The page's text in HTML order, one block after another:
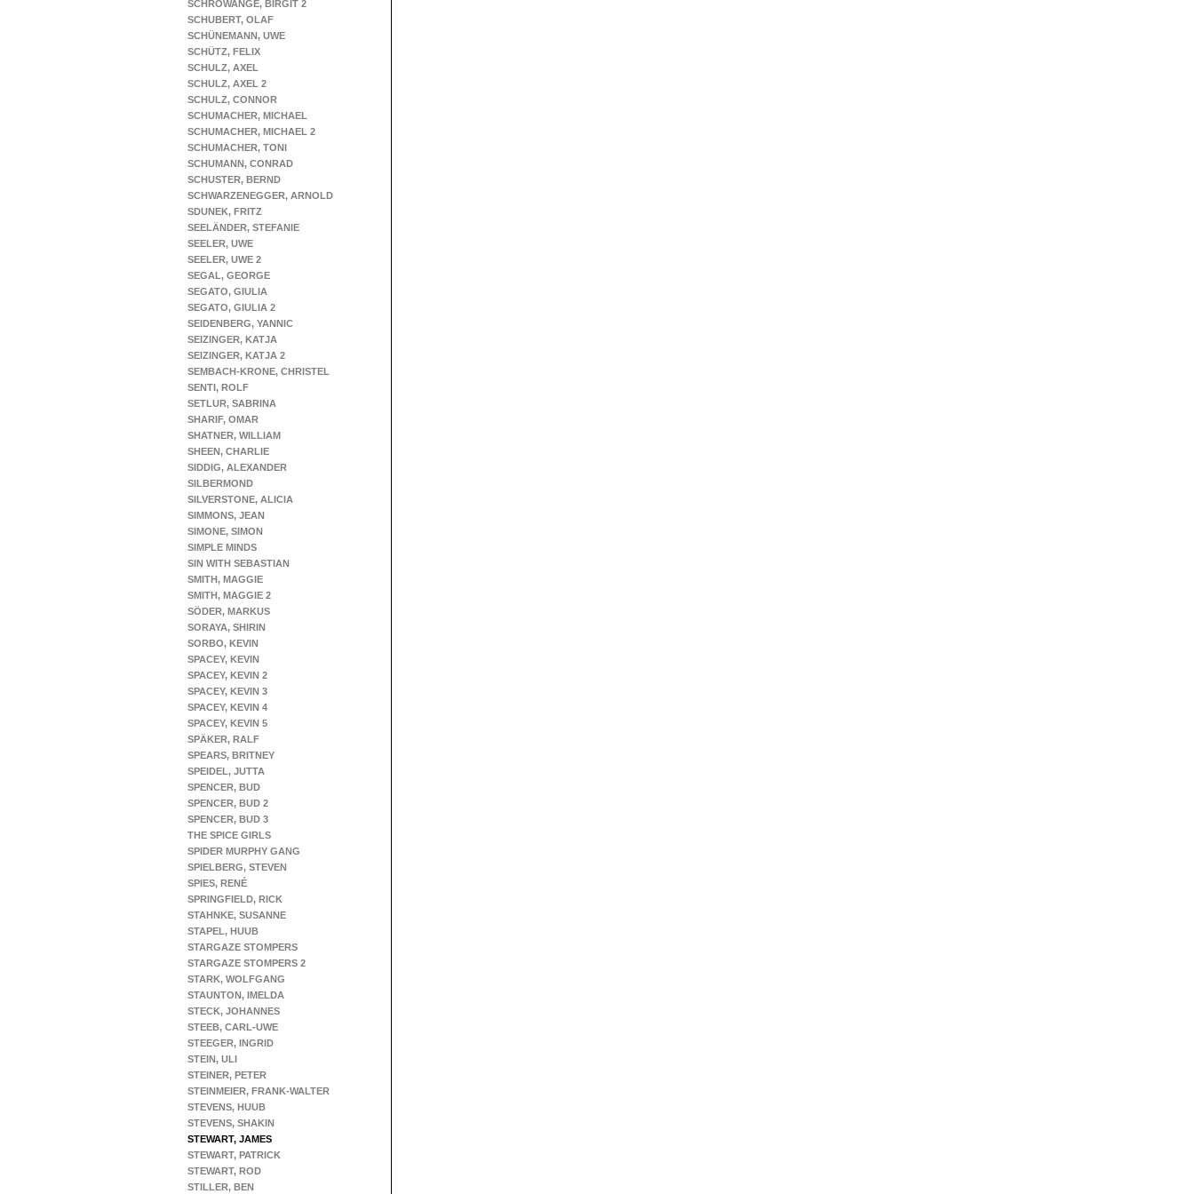
SCHROWANGE, BIRGIT 2
SCHUBERT, OLAF
SCHÜNEMANN, UWE
SCHÜTZ, FELIX
SCHULZ, AXEL
SCHULZ, AXEL 2
SCHULZ, CONNOR
SCHUMACHER, MICHAEL
SCHUMACHER, MICHAEL 2
SCHUMACHER, TONI
SCHUMANN, CONRAD
SCHUSTER, BERND
SCHWARZENEGGER, ARNOLD
SDUNEK, FRITZ
SEELÄNDER, STEFANIE
SEELER, UWE
SEELER, UWE 2
SEGAL, GEORGE
SEGATO, GIULIA
SEGATO, GIULIA 2
SEIDENBERG, YANNIC
SEIZINGER, KATJA
SEIZINGER, KATJA 2
SEMBACH-KRONE, CHRISTEL
SENTI, ROLF
SETLUR, SABRINA
SHARIF, OMAR
SHATNER, WILLIAM
SHEEN, CHARLIE
SIDDIG, ALEXANDER
SILBERMOND
SILVERSTONE, ALICIA
SIMMONS, JEAN
SIMONE, SIMON
SIMPLE MINDS
SIN WITH SEBASTIAN
SMITH, MAGGIE
SMITH, MAGGIE 2
SÖDER, MARKUS
SORAYA, SHIRIN
SORBO, KEVIN
SPACEY, KEVIN
SPACEY, KEVIN 2
SPACEY, KEVIN 3
SPACEY, KEVIN 4
SPACEY, KEVIN 5
SPÄKER, RALF
SPEARS, BRITNEY
SPEIDEL, JUTTA
SPENCER, BUD
SPENCER, BUD 2
SPENCER, BUD 3
THE SPICE GIRLS
SPIDER MURPHY GANG
SPIELBERG, STEVEN
SPIES, RENÉ
SPRINGFIELD, RICK
STAHNKE, SUSANNE
STAPEL, HUUB
STARGAZE STOMPERS
STARGAZE STOMPERS 2
STARK, WOLFGANG
STAUNTON, IMELDA
STECK, JOHANNES
STEEB, CARL-UWE
STEEGER, INGRID
STEIN, ULI
STEINER, PETER
STEINMEIER, FRANK-WALTER
STEVENS, HUUB
STEVENS, SHAKIN
STEWART, JAMES
STEWART, PATRICK
STEWART, ROD
STILLER, BEN